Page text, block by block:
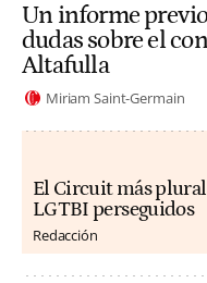
Un informe
dudas sobre el
Altafulla
Miriam Saint-Germain
El Circuit más
LGTBI perseguidos
Redacción